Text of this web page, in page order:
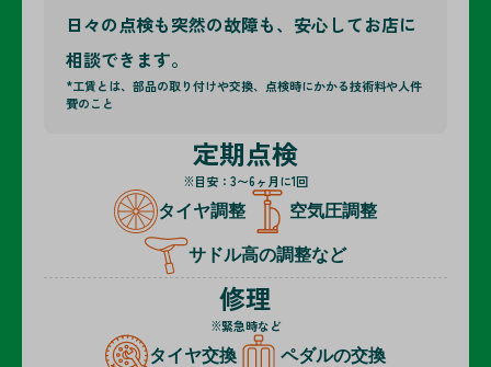
日々の点検も突然の故障も、安心してお店に
相談できます。
*工賃とは、部品の取り付けや交換、点検時にかかる技術料や人件
費のこと
定期点検
※目安：3〜6ヶ月に1回
タイヤ調整 空気圧調整
サドル高の調整など
修理
※緊急時など
タイヤ交換 ペダルの交換